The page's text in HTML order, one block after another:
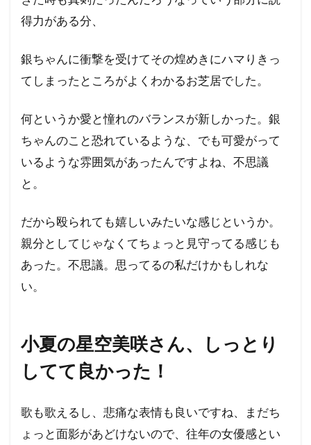
得力がある分、
銀ちゃんに衝撃を受けてその煌めきにハマりきっ
てしまったところがよくわかるお芝居でした。
何というか愛と憧れのバランスが新しかった。銀
ちゃんのこと恐れているような、でも可愛がって
いるような雰囲気があったんですよね、不思議
と。
だから殴られても嬉しいみたいな感じというか。
親分としてじゃなくてちょっと見守ってる感じも
あった。不思議。思ってるの私だけかもしれな
い。
小夏の星空美咲さん、しっとり
してて良かった！
歌も歌えるし、悲痛な表情も良いですね、まだち
ょっと面影があどけないので、往年の女優感とい